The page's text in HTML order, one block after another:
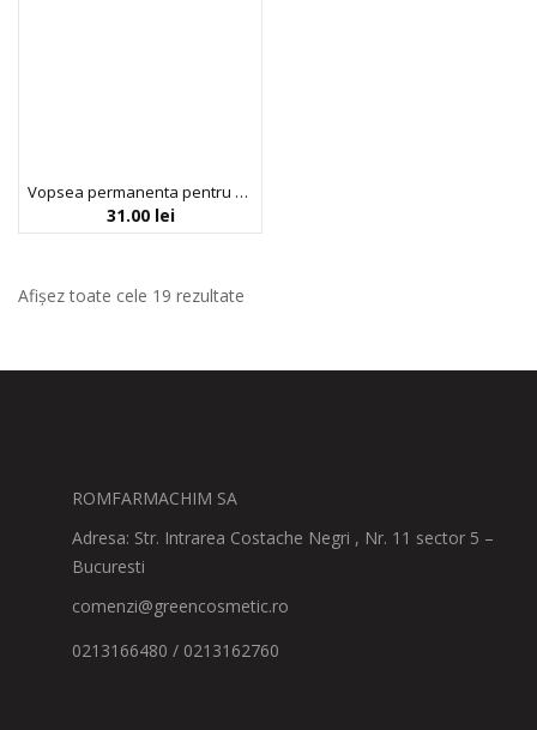
Vopsea permanenta pentru sprancene Saten Deschis, fara amoniac, 100% vegana, Neva, 30 ml
31.00 lei
Afișez toate cele 19 rezultate
ROMFARMACHIM SA
Adresa: Str. Intrarea Costache Negri , Nr. 11 sector 5 –
Bucuresti
comenzi@greencosmetic.ro
0213166480 / 0213162760